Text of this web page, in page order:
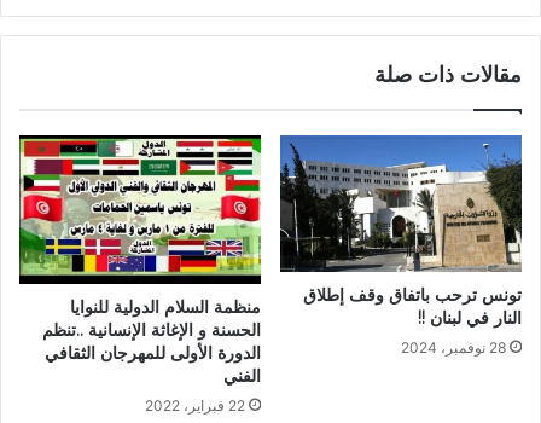
مقالات ذات صلة
تونس ترحب باتفاق وقف إطلاق
النار في لبنان !!
28 نوفمبر، 2024
منظمة السلام الدولية للنوايا
الحسنة و الإغاثة الإنسانية ..تنظم
الدورة الأولى للمهرجان الثقافي
الفني
22 فبراير، 2022